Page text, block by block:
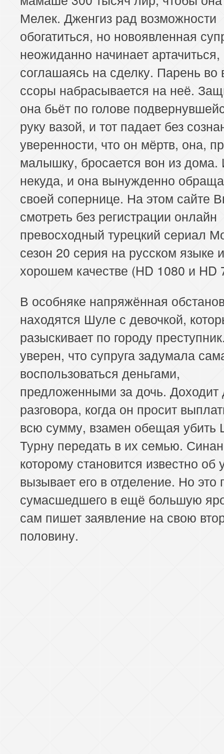
Мелек. Дженгиз рад возможности
обогатиться, но новоявленная
неожиданно начинает
соглашаясь на сделку. Парень во
ссоры набрасывается на неё.
она бьёт по голове
руку вазой, и тот падает без
уверенности, что он мёртв, она,
малышку, бросается вон из дома.
некуда, и она вынужденно
своей сопернице. На этом сайте
смотреть без регистрации онлайн
превосходный турецкий сериал
сезон 20 серия на русском языке
хорошем качестве (HD 1080 и HD
В особняке напряжённая
находятся Шуле с девочкой,
разыскивает по городу
уверен, что супруга задумала
воспользоваться деньгами,
предложенными за дочь. Доходит
разговора, когда он просит
всю сумму, взамен обещая убить
Турну передать в их семью.
которому становится известно об
вызывает его в отделение. Но это
сумасшедшего в ещё большую
сам пишет заявление на свою
половину.